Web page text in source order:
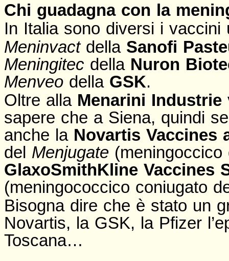
Chi guadagna con la
In Italia sono diversi i vaccini
Meninvactdella Sanofi
Meningitec della Nuron
Menveo della GSK.
Oltre alla Menarini Industrie
sapere che a Siena, quindi
anche la Novartis Vaccines
del Menjugate
GlaxoSmithKline Vaccines
(meningococcico coniugato
Bisogna dire che è stato un
Novartis, la GSK, la Pfizer
Toscana…